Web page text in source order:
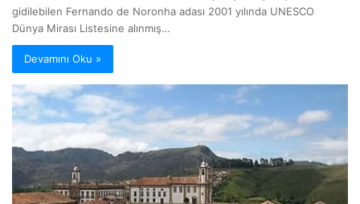
gidilebilen Fernando de Noronha adası 2001 yılında UNESCO
Dünya Mirası Listesine alınmış…
Devamını Oku »